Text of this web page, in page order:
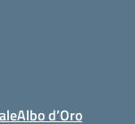
Albo d’Oro